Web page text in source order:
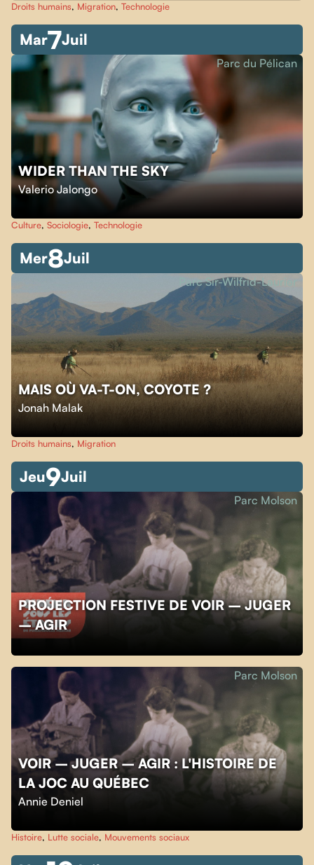
Droits humains, Migration, Technologie
Mar7Juil
WIDER THAN THE SKY
Valerio Jalongo
Parc du Pélican
Culture, Sociologie, Technologie
Mer8Juil
MAIS OÙ VA-T-ON, COYOTE ?
Jonah Malak
Parc Sir-Wilfrid-Laurier
Droits humains, Migration
Jeu9Juil
PROJECTION FESTIVE DE VOIR – JUGER
– AGIR
Parc Molson
VOIR – JUGER – AGIR : L'HISTOIRE DE
LA JOC AU QUÉBEC
Annie Deniel
Parc Molson
Histoire, Lutte sociale, Mouvements sociaux